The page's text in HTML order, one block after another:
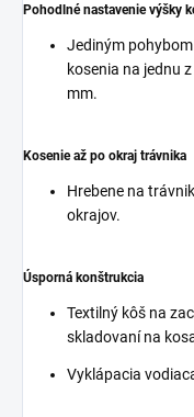
Pohodlné nastavenie výšky
Jediným
kosenia na jednu
mm.
Kosenie až po okraj trávnika
Hrebene na
okrajov.
Úsporná konštrukcia
Textilný kôš na
skladovaní na
Vyklápacia